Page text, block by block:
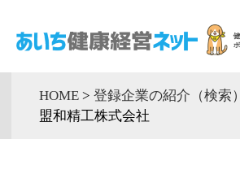
HOME > 登録企業の紹介（検索）
盟和精工株式会社